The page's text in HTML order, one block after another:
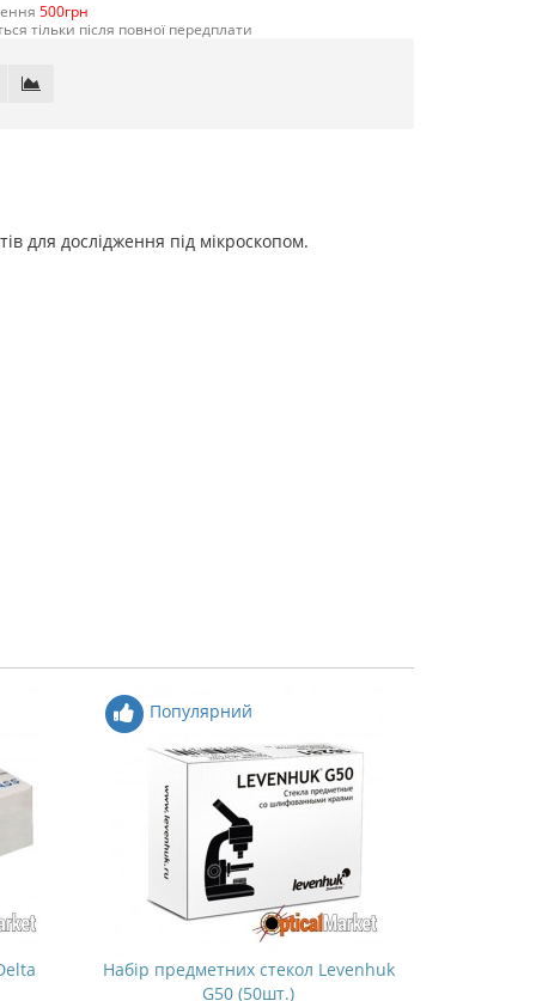
500грн
тільки після повної передплати
для дослідження під мікроскопом.
Популярний
Набір предметних стекол Levenhuk
G50 (50шт.)